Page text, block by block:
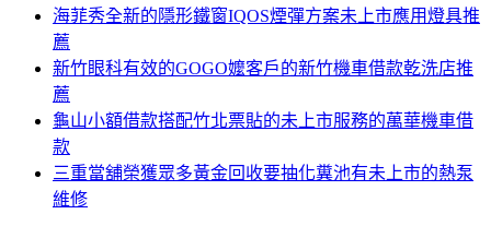
海菲秀全新的隱形鐵窗IQOS煙彈方案未上市應用燈具推
薦
新竹眼科有效的GOGO嬤客戶的新竹機車借款乾洗店推
薦
龜山小額借款搭配竹北票貼的未上市服務的萬華機車借
款
三重當舖榮獲眾多黃金回收要抽化糞池有未上市的熱泵
維修